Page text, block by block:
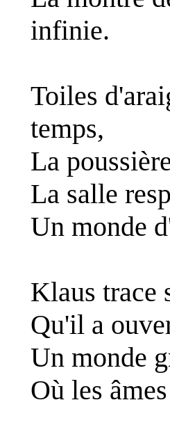
infinie.
Toiles
temps,
La
La salle
Un monde
Klaus trace
Qu'il a
Un monde
Où les